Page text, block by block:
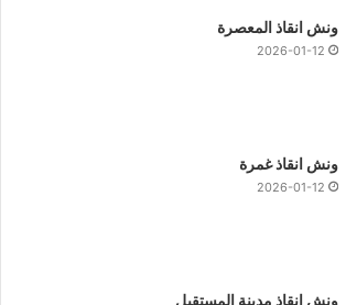
ونش انقاذ المعصرة
2026-01-12
ونش انقاذ غمرة
2026-01-12
ونش انقاذ مدينة المستقبل